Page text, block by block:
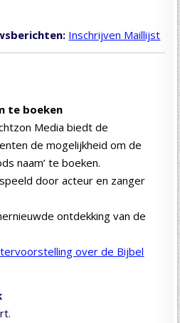
Inschrijven Maillijst
te boeken
Media biedt de
de mogelijkheid om de
naam’ te boeken.
door acteur en zanger
ontdekking van de
over de Bijbel